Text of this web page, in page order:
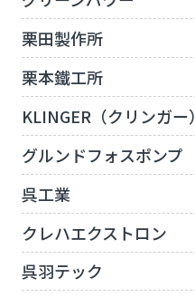
栗田製作所
栗本鐵工所
KLINGER（クリンガー）
グルンドフォスポンプ
呉工業
クレハエクストロン
呉羽テック